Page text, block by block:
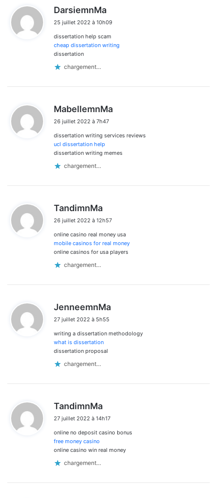
DarsiemnMa
t
:
25 juillet 2022 à 10h09
dissertation help scam
cheap dissertation writing
dissertation
chargement…
MabellemnMa
26 juillet 2022 à 7h47
dissertation writing services reviews
ucl dissertation help
dissertation writing memes
chargement…
TandimnMa
t
:
26 juillet 2022 à 12h57
online casino real money usa
mobile casinos for real money
online casinos for usa players
chargement…
JenneemnMa
27 juillet 2022 à 5h55
writing a dissertation methodology
what is dissertation
dissertation proposal
chargement…
TandimnMa
t
27 juillet 2022 à 14h17
online no deposit casino bonus
free money casino
online casino win real money
chargement…